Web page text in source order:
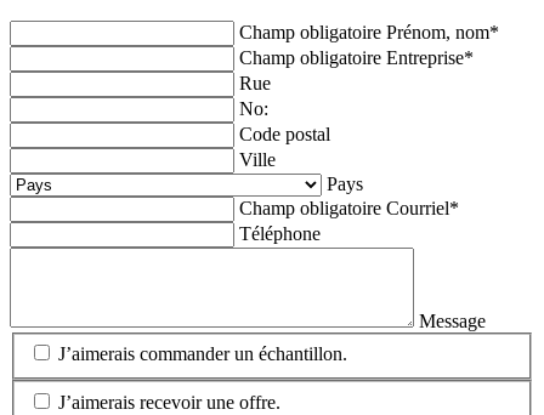
Champ obligatoire Prénom, nom*
Champ obligatoire Entreprise*
Rue
No:
Code postal
Ville
Pays
Champ obligatoire Courriel*
Téléphone
Message
J’aimerais commander un échantillon.
J’aimerais recevoir une offre.